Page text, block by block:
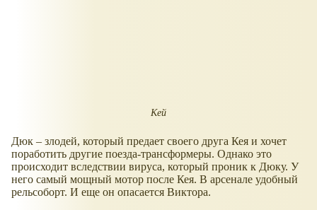
Кей
Дюк – злодей, который предает своего друга Кея и хочет
поработить другие поезда-трансформеры. Однако это
происходит вследствии вируса, который проник к Дюку. У
него самый мощный мотор после Кея. В арсенале удобный
рельсоборт. И еще он опасается Виктора.